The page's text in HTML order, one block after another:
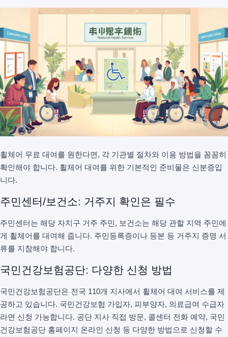
휠체어 무료 대여를 원한다면, 각 기관별 절차와 이용 방법을 꼼꼼히
확인해야 합니다. 휠체어 대여를 위한 기본적인 준비물은 신분증입
니다.
주민센터/보건소: 거주지 확인은 필수
주민센터는 해당 자치구 거주 주민, 보건소는 해당 관할 지역 주민에
게 휠체어를 대여해 줍니다. 주민등록증이나 등본 등 거주지 증명 서
류를 지참해야 합니다.
국민건강보험공단: 다양한 신청 방법
국민건강보험공단은 전국 110개 지사에서 휠체어 대여 서비스를 제
공하고 있습니다. 국민건강보험 가입자, 피부양자, 의료급여 수급자
라면 신청 가능합니다. 공단 지사 직접 방문, 콜센터 전화 예약, 국민
건강보험공단 홈페이지 온라인 신청 등 다양한 방법으로 신청할 수